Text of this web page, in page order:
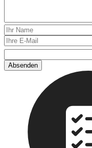
Absenden